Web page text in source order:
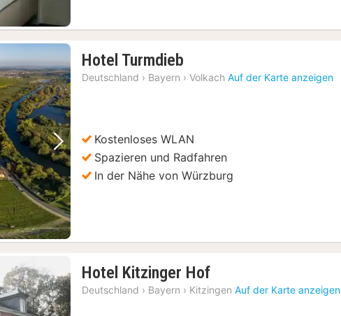
Nächstes Bild
Hotel Turmdieb
Nacht
Deutschland › Bayern › Volkach Auf der Karte anzeigen
Kostenloses WLAN
Spazieren und Radfahren
In der Nähe von Würzburg
Hotel Kitzinger Hof1
Nacht
Deutschland › Bayern › Kitzingen Auf der Karte anzeigen